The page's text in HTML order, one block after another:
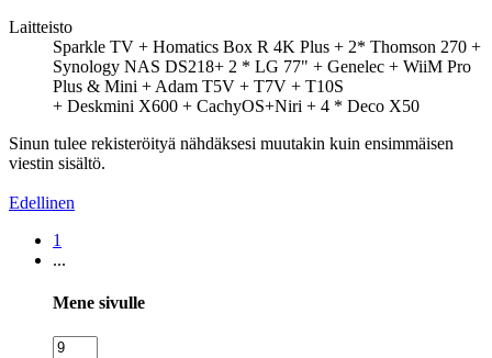
Laitteisto
Sparkle TV + Homatics Box R 4K Plus + 2* Thomson 270 +
Synology NAS DS218+ 2 * LG 77" + Genelec + WiiM Pro
Plus & Mini + Adam T5V + T7V + T10S
+ Deskmini X600 + CachyOS+Niri + 4 * Deco X50
Sinun tulee rekisteröityä nähdäksesi muutakin kuin ensimmäisen
viestin sisältö.
Edellinen
1
...
Mene sivulle